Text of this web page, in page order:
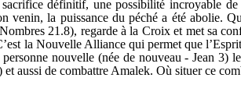
définitif, une possibilité incroyable
venin, la puissance du péché a été abolie.
21.8), regarde à la Croix et met sa
la Nouvelle Alliance qui permet que
nouvelle (née de nouveau - Jean 3)
et aussi de combattre Amalek. Où situer ce